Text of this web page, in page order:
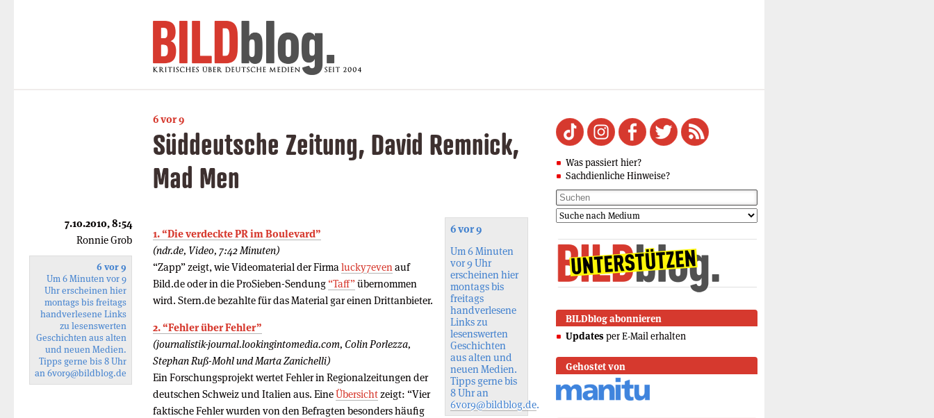
6 vor 9
Süddeutsche Zeitung, David Remnick,
Mad Men
6 vor 9
Um 6 Minuten
vor 9 Uhr
erscheinen hier
montags bis
freitags
handverlesene
Links zu
lesenswerten
Geschichten
aus alten und
neuen Medien.
Tipps gerne bis
8 Uhr an
6vor9@bildblog.de.
1. “Die verdeckte PR im Boulevard”
(ndr.de, Video, 7:42 Minuten)
“Zapp” zeigt, wie Videomaterial der Firma lucky7even auf
Bild.de oder in die ProSieben-Sendung “Taff”übernommen
wird. Stern.de bezahlte für das Material gar einen Drittanbieter.
2. “Fehler über Fehler”
(journalistik-journal.lookingintomedia.com, Colin Porlezza,
Stephan Ruß-Mohl und Marta Zanichelli)
Ein Forschungsprojekt wertet Fehler in Regionalzeitungen der
deutschen Schweiz und Italien aus. EineÜbersicht zeigt: “Vier
faktische Fehler wurden von den Befragten besonders häufig
7.10.2010, 8:54
Ronnie Grob
6 vor 9
Um 6 Minuten vor 9
Uhr erscheinen hier
montags bis freitags
handverlesene Links
zu lesenswerten
Geschichten aus alten
und neuen Medien.
Tipps gerne bis 8 Uhr
an6vor9@bildblog.de
Was passiert hier?
Sachdienliche Hinweise?
BILDblog abonnieren
Updates per E-Mail erhalten
Gehostet von